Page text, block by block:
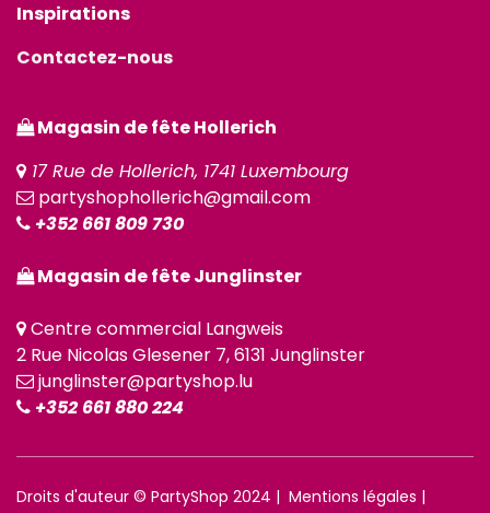
Inspirations
Contactez-nous
Magasin de fête Hollerich
17 Rue de Hollerich, 1741 Luxembourg
partyshophollerich@gmail.com
+352 661 809 730
Magasin de fête Junglinster
Centre commercial Langweis
2 Rue Nicolas Glesener 7, 6131 Junglinster
junglinster@partyshop.lu
+352 661 880 224
Droits d'auteur © PartyShop 2024 | Mentions légales |